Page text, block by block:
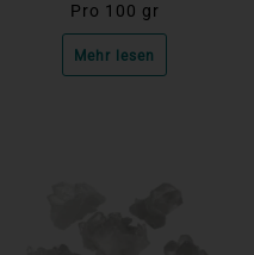
Pro 100 gr
Mehr lesen